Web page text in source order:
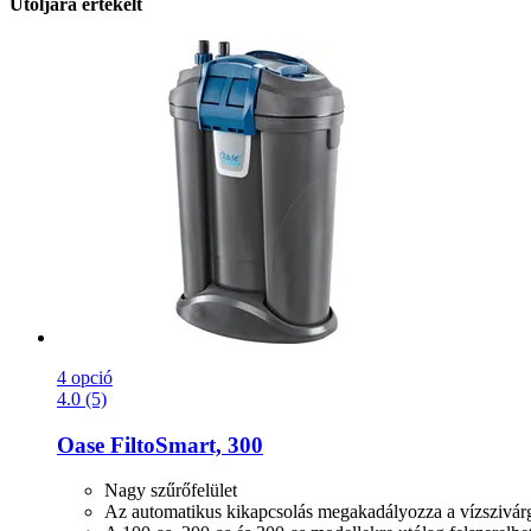
4 opció
4.0 (5)
Oase FiltoSmart, 300
Nagy szűrőfelület
Az automatikus kikapcsolás megakadályozza a